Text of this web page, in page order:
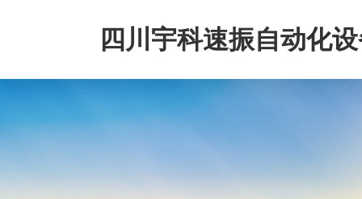
四川宇科速振自动化
公司